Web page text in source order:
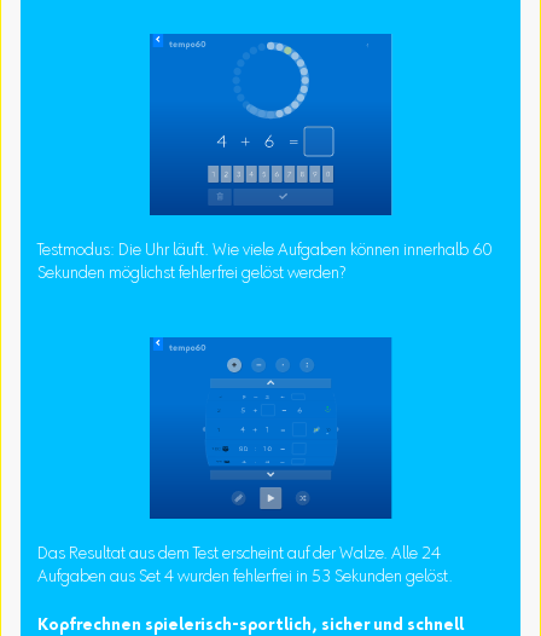
Testmodus: Die Uhr läuft. Wie viele Aufgaben können innerhalb 60
Sekunden möglichst fehlerfrei gelöst werden?
Das Resultat aus dem Test erscheint auf der Walze. Alle 24
Aufgaben aus Set 4 wurden fehlerfrei in 53 Sekunden gelöst.
Kopfrechnen spielerisch-sportlich, sicher und schnell